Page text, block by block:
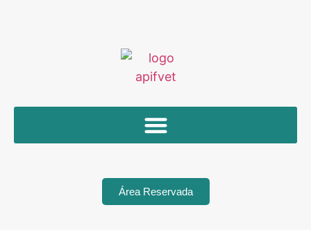
Área Reservada